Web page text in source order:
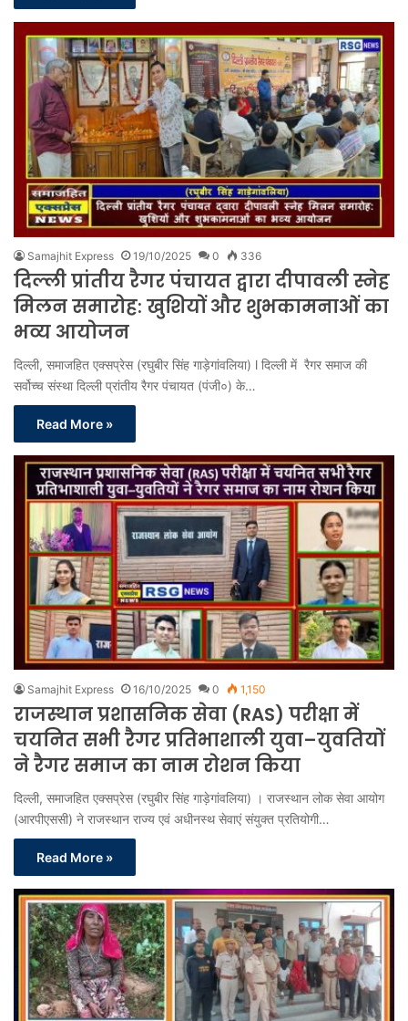
Samajhit Express 19/10/2025 0 336
दिल्ली प्रांतीय रैगर पंचायत द्वारा दीपावली स्नेह
मिलन समारोह: खुशियों और शुभकामनाओं का
भव्य आयोजन
दिल्ली, समाजहित एक्सप्रेस (रघुबीर सिंह गाड़ेगांवलिया) l दिल्ली में रैगर समाज की
सर्वोच्च संस्था दिल्ली प्रांतीय रैगर पंचायत (पंजी०) के…
Read More »
Samajhit Express 16/10/2025 0 1,150
राजस्थान प्रशासनिक सेवा (RAS) परीक्षा में
चयनित सभी रैगर प्रतिभाशाली युवा–युवतियों
ने रैगर समाज का नाम रोशन किया
दिल्ली, समाजहित एक्सप्रेस (रघुबीर सिंह गाड़ेगांवलिया) । राजस्थान लोक सेवा आयोग
(आरपीएससी) ने राजस्थान राज्य एवं अधीनस्थ सेवाएं संयुक्त प्रतियोगी…
Read More »